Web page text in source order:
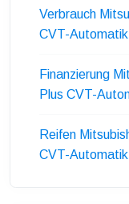
Verbrauch
CVT-Automatik
Finanzierung
Plus CVT-
Reifen
CVT-Automatik